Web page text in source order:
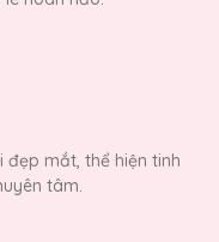
đẹp mắt, thể hiện tinh
tâm.